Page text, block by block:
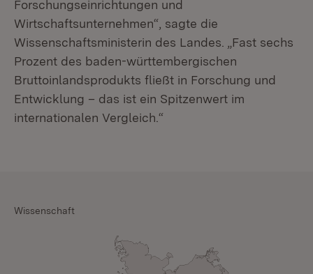
Forschungseinrichtungen und
Wirtschaftsunternehmen“, sagte die
Wissenschaftsministerin des Landes. „Fast sechs
Prozent des baden-württembergischen
Bruttoinlandsprodukts fließt in Forschung und
Entwicklung – das ist ein Spitzenwert im
internationalen Vergleich.“
Wissenschaft